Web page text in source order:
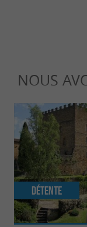
NOUS
Détente